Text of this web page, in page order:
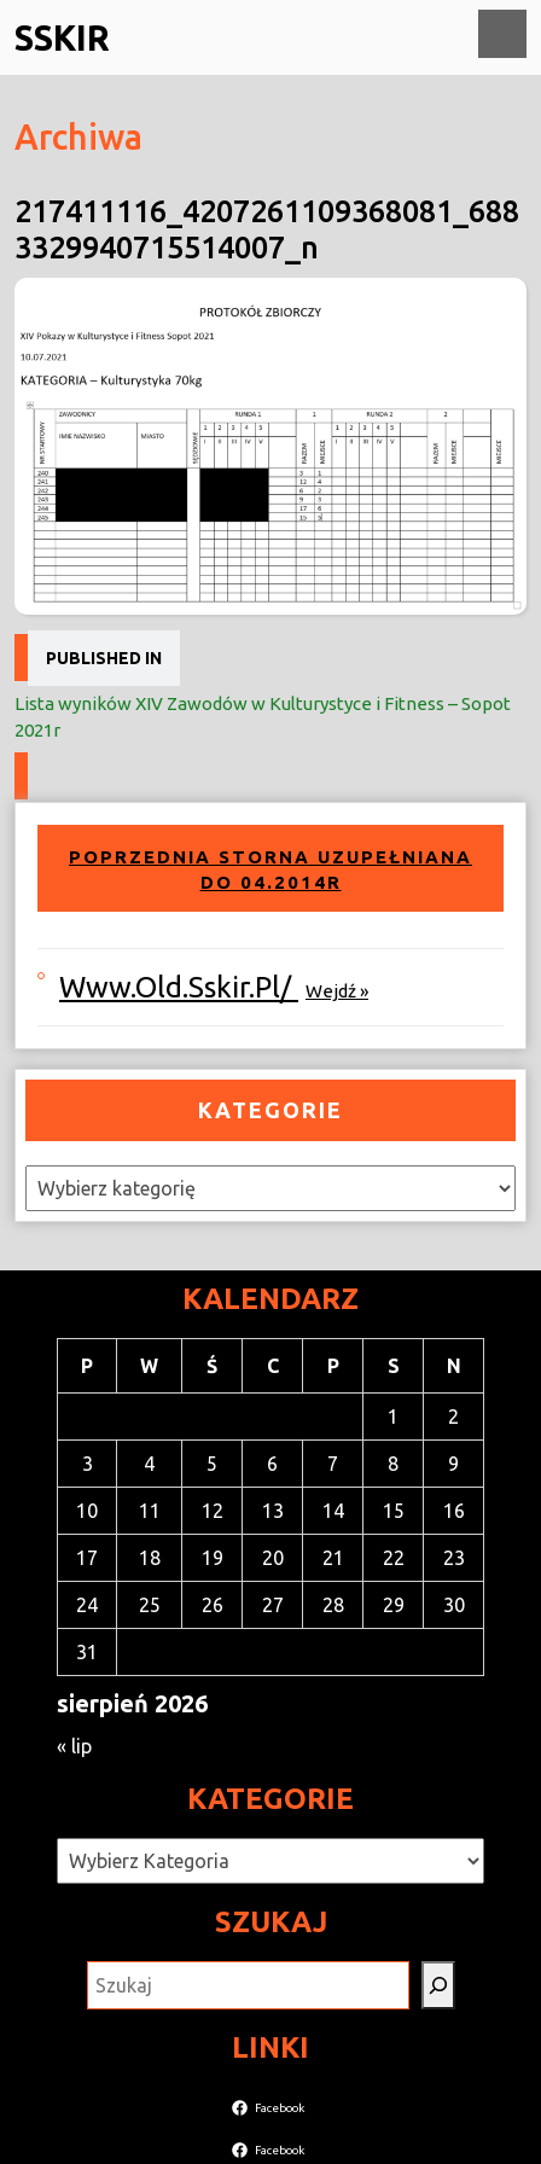
to
content
SSKIR
Archiwa
217411116_4207261109368081_688
3329940715514007_n
Nawigacja
wpisu
PUBLISHED IN
Lista wyników XIV Zawodów w Kulturystyce i Fitness – Sopot
2021r
POPRZEDNIA STORNA UZUPEŁNIANA
DO 04.2014R
Www.old.sskir.pl/ Wejdź »
KATEGORIE
Kategorie
KALENDARZ
sierpień 2026
P W Ś C P S N
1 2
3 4 5 6 7 8 9
10 11 12 13 14 15 16
17 18 19 20 21 22 23
24 25 26 27 28 29 30
31
« lip
KATEGORIE
Kategorie
SZUKAJ
LINKI
Facebook
Facebook